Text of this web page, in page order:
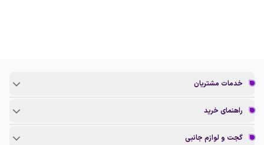
خدمات مشتریان
راهنمای خرید
گجت و لوازم جانبی